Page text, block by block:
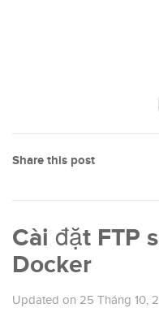
Share this post
Cài đặt FTP
Docker
Updated on 25 Tháng 10,